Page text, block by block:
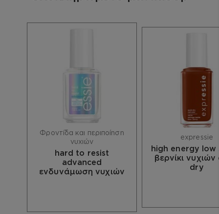
Φροντίδα και περιποίηση
νυχιών
hard to resist
advanced
ενδυνάμωση νυχιών
expressie
high energy low
βερνίκι
dry